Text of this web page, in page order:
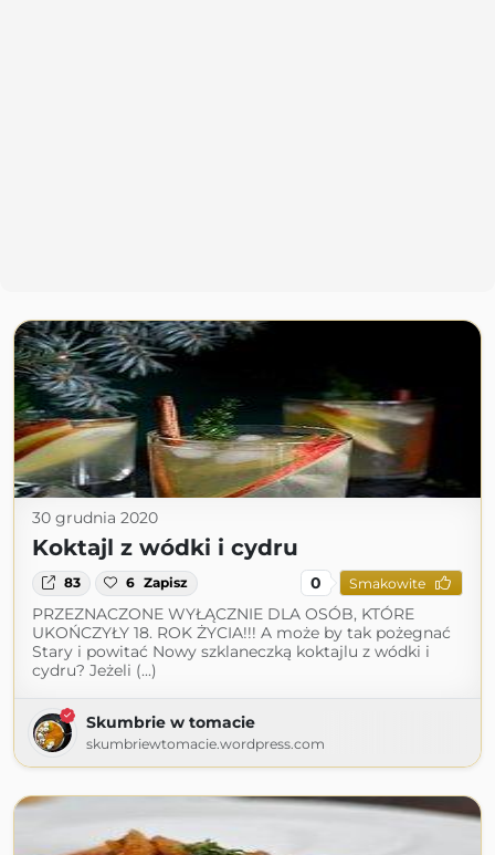
30 grudnia 2020
Koktajl z wódki i cydru
83 6 Zapisz 0 Smakowite
PRZEZNACZONE WYŁĄCZNIE DLA OSÓB, KTÓRE
UKOŃCZYŁY 18. ROK ŻYCIA!!! A może by tak pożegnać
Stary i powitać Nowy szklaneczką koktajlu z wódki i
cydru? Jeżeli (...)
Skumbrie w tomacie
skumbriewtomacie.wordpress.com